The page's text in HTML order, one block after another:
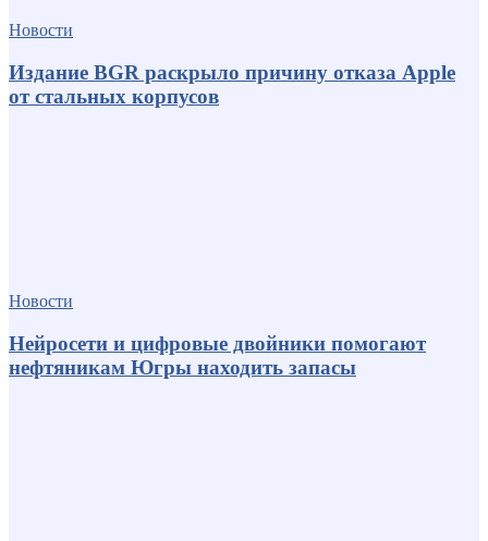
Новости
Издание BGR раскрыло причину отказа Apple
от стальных корпусов
Новости
Нейросети и цифровые двойники помогают
нефтяникам Югры находить запасы